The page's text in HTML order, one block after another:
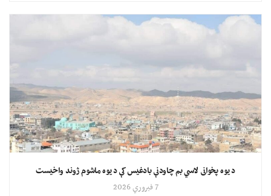
د یوه پخوانی لاسي بم چاودنې بادغیس کې د یوه ماشوم ژوند واخیست
7 فبروري 2026